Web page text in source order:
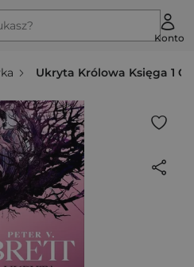
Konto
Ukryta Królowa Księga 1